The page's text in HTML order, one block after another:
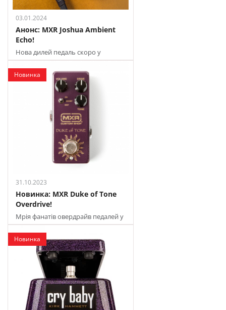
03.01.2024
Анонс: MXR Joshua Ambient
Echo!
Нова дилей педаль скоро у
продажу в JAM
Новинка
31.10.2023
Новинка: MXR Duke of Tone
Overdrive!
Мрія фанатів овердрайв педалей у
продажу в JAM
Новинка